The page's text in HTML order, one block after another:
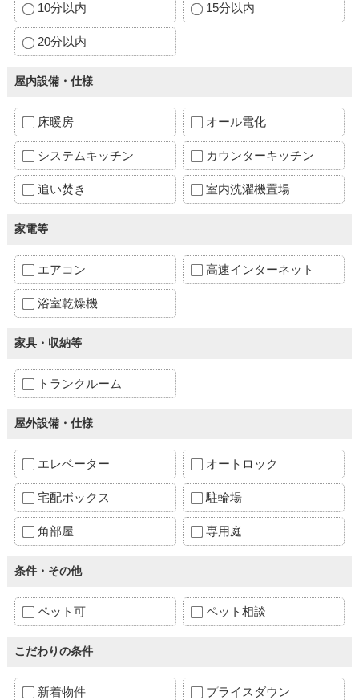
10分以内 15分以内
20分以内
屋内設備・仕様
床暖房 オール電化
システムキッチン カウンターキッチン
追い焚き 室内洗濯機置場
家電等
エアコン 高速インターネット
浴室乾燥機
家具・収納等
トランクルーム
屋外設備・仕様
エレベーター オートロック
宅配ボックス 駐輪場
角部屋 専用庭
条件・その他
ペット可 ペット相談
こだわりの条件
新着物件 プライスダウン